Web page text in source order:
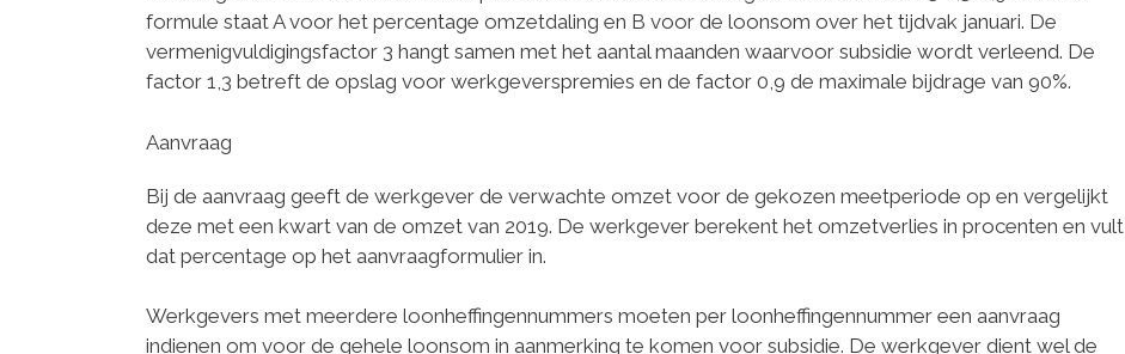
formule staat A voor het percentage omzetdaling en B voor de loonsom over het tijdvak januari. De
vermenigvuldigingsfactor 3 hangt samen met het aantal maanden waarvoor subsidie wordt verleend. De
factor 1,3 betreft de opslag voor werkgeverspremies en de factor 0,9 de maximale bijdrage van 90%.
Aanvraag
Bij de aanvraag geeft de werkgever de verwachte omzet voor de gekozen meetperiode op en vergelijkt
deze met een kwart van de omzet van 2019. De werkgever berekent het omzetverlies in procenten en vult
dat percentage op het aanvraagformulier in.
Werkgevers met meerdere loonheffingennummers moeten per loonheffingennummer een aanvraag
indienen om voor de gehele loonsom in aanmerking te komen voor subsidie. De werkgever dient wel de